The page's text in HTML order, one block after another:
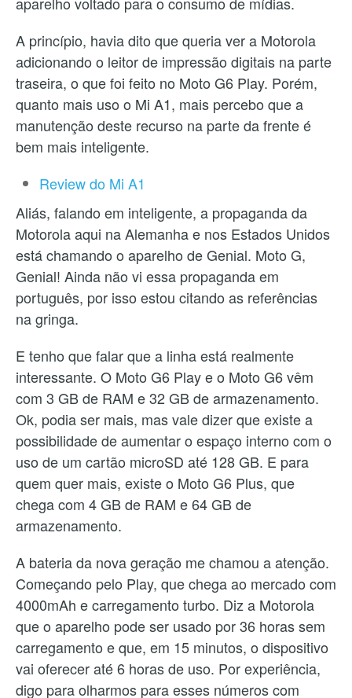
A princípio, havia dito que queria ver a Motorola
adicionando o leitor de impressão digitais na parte
traseira, o que foi feito no Moto G6 Play. Porém,
quanto mais uso o Mi A1, mais percebo que a
manutenção deste recurso na parte da frente é
bem mais inteligente.
Review do Mi A1
Aliás, falando em inteligente, a propaganda da
Motorola aqui na Alemanha e nos Estados Unidos
está chamando o aparelho de Genial. Moto G,
Genial! Ainda não vi essa propaganda em
português, por isso estou citando as referências
na gringa.
E tenho que falar que a linha está realmente
interessante. O Moto G6 Play e o Moto G6 vêm
com 3 GB de RAM e 32 GB de armazenamento.
Ok, podia ser mais, mas vale dizer que existe a
possibilidade de aumentar o espaço interno com o
uso de um cartão microSD até 128 GB. E para
quem quer mais, existe o Moto G6 Plus, que
chega com 4 GB de RAM e 64 GB de
armazenamento.
A bateria da nova geração me chamou a atenção.
Começando pelo Play, que chega ao mercado com
4000mAh e carregamento turbo. Diz a Motorola
que o aparelho pode ser usado por 36 horas sem
carregamento e que, em 15 minutos, o dispositivo
vai oferecer até 6 horas de uso. Por experiência,
digo para olharmos para esses números com